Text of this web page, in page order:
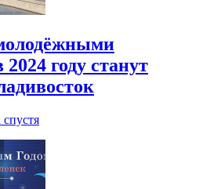
году станут
спустя